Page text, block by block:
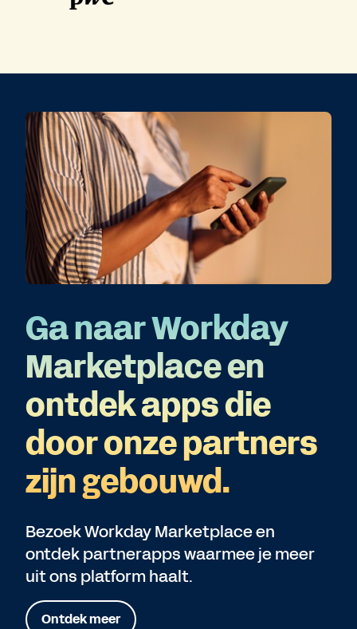
Ga naar Workday
Marketplace en
ontdek apps die
door onze partners
zijn gebouwd.
Bezoek Workday Marketplace en
ontdek partnerapps waarmee je meer
uit ons platform haalt.
Ontdek meer